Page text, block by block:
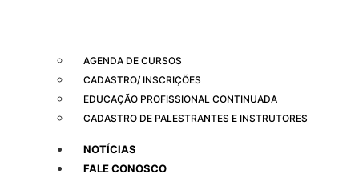
AGENDA DE CURSOS
CADASTRO/ INSCRIÇÕES
EDUCAÇÃO PROFISSIONAL CONTINUADA
CADASTRO DE PALESTRANTES E INSTRUTORES
NOTÍCIAS
FALE CONOSCO